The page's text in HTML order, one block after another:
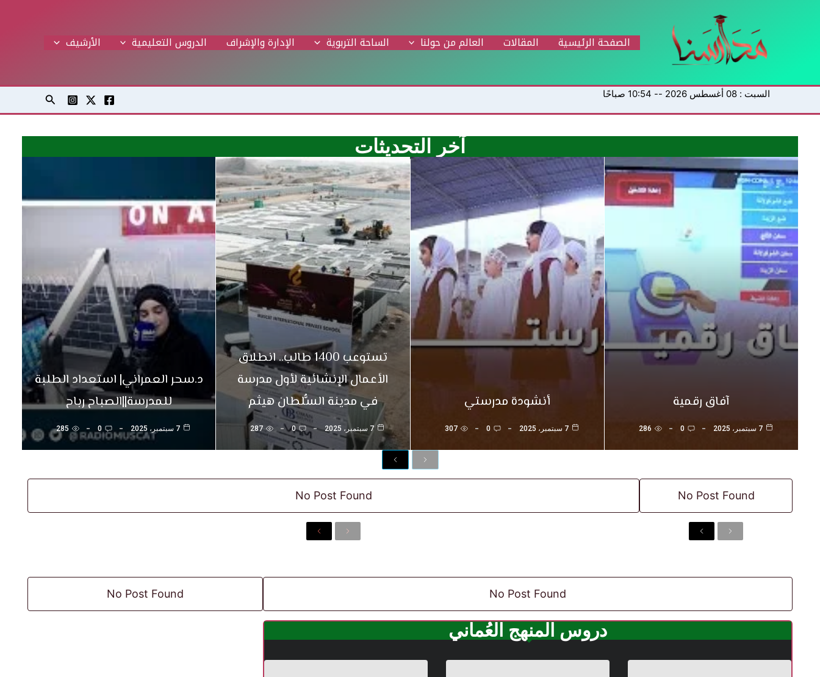
الصفحة الرئيسية المقالات العالم من حولنا الساحة التربوية الإدارة والإشراف الدروس التعليمية اﻷرشيف
السبت : 08 أغسطس 2026 -- 10:54 صباحًا البحث
آخر التحديثات
آفاق رقمية
7 سبتمبر، 2025 0
286
أنشودة مدرستي
7 سبتمبر، 2025 0
307
تستوعب 1400 طالب.. انطلاق
الأعمال الإنشائية لأول مدرسة
في مدينة السُّلطان هيثم
7 سبتمبر، 2025 0
287
د.سحر العمراني| استعداد الطلبة
للمدرسة||الصباح رباح
7 سبتمبر، 2025 0
285
Previous
Next
No Post Found
P
r
o
N
e
No Post Found
P
r
o
N
e
No Post Found
دروس المنهج العُماني
No Post Found